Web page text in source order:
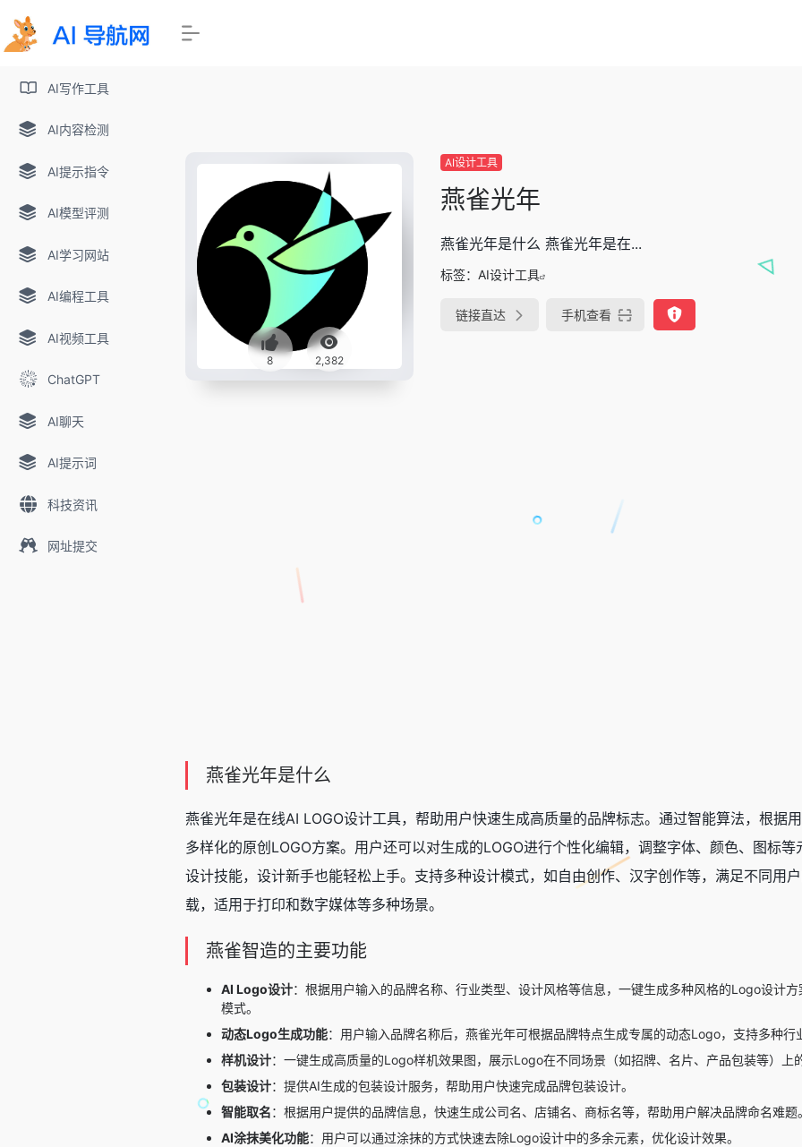
AI写作工具
AI内容检测
AI提示指令
AI模型评测
AI学习网站
AI编程工具
AI视频工具
ChatGPT
AI聊天
AI提示词
科技资讯
网址提交
8 2,382
AI设计工具
燕雀光年
燕雀光年是什么 燕雀光年是在...
标签： AI设计工具
链接直达 手机查看
燕雀光年是什么
燕雀光年是在线AI LOGO设计工具，帮助用户快速生成高质量的品牌标志。通过智能算法，根据
多样化的原创LOGO方案。用户还可以对生成的LOGO进行个性化编辑，调整字体、颜色、图标
设计技能，设计新手也能轻松上手。支持多种设计模式，如自由创作、汉字创作等，满足不同用
载，适用于打印和数字媒体等多种场景。
燕雀智造的主要功能
AI Logo设计：根据用户输入的品牌名称、行业类型、设计风格等信息，一键生成多种风格的Logo设计
模式。
动态Logo生成功能：用户输入品牌名称后，燕雀光年可根据品牌特点生成专属的动态Logo，支持多种行
样机设计：一键生成高质量的Logo样机效果图，展示Logo在不同场景（如招牌、名片、产品包装等）上
包装设计：提供AI生成的包装设计服务，帮助用户快速完成品牌包装设计。
智能取名：根据用户提供的品牌信息，快速生成公司名、店铺名、商标名等，帮助用户解决品牌命名难题。
AI涂抹美化功能：用户可以通过涂抹的方式快速去除Logo设计中的多余元素，优化设计效果。